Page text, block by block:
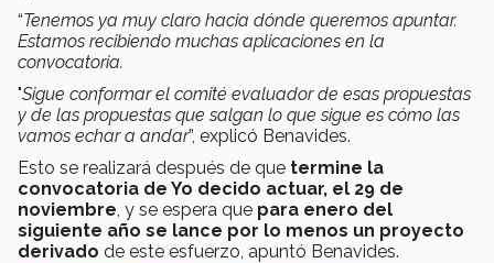
“Tenemos ya muy claro hacia dónde queremos apuntar.
Estamos recibiendo muchas aplicaciones en la
convocatoria.
"Sigue conformar el comité evaluador de esas propuestas
y de las propuestas que salgan lo que sigue es cómo las
vamos echar a andar”, explicó Benavides.
Esto se realizará después de que termine la
convocatoria de Yo decido actuar, el 29 de
noviembre, y se espera que para enero del
siguiente año se lance por lo menos un proyecto
derivado de este esfuerzo, apuntó Benavides.